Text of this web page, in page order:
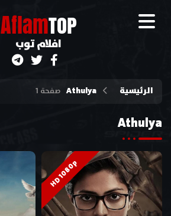
AflamTOP
افلام توب
الرئيسية Athulya صفحة 1
Athulya
HD 1080p